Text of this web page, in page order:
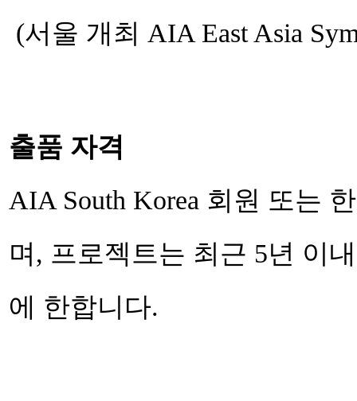
(서울 개최 AIA East Asia
출품 자격
AIA South Korea 회원 또는
며, 프로젝트는 최근 5년 이
에 한합니다.